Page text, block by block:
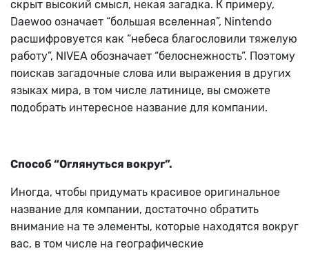
скрыт высокий смысл, некая загадка. К примеру,
Daewoo означает “большая вселенная”, Nintendo
расшифровуется как “небеса благословили тяжелую
работу”, NIVEA обозначает “белоснежность”. Поэтому
поискав загадочные слова или выражения в других
языках мира, в том числе латинице, вы сможете
подобрать интересное название для компании.
Способ “Оглянуться вокруг”.
Иногда, чтобы придумать красивое оригинальное
название для компании, достаточно обратить
внимание на те элементы, которые находятся вокруг
вас, в том числе на географические